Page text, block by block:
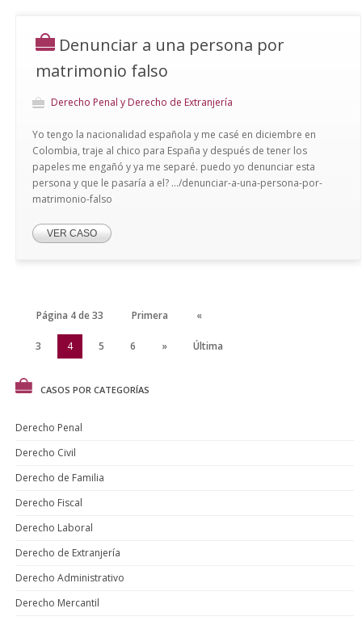
Denunciar a una persona por
matrimonio falso
Derecho Penal y Derecho de Extranjería
Yo tengo la nacionalidad española y me casé en diciembre en
Colombia, traje al chico para España y después de tener los
papeles me engañó y ya me separé. puedo yo denunciar esta
persona y que le pasaría a el? .../denunciar-a-una-persona-por-
matrimonio-falso
VER CASO
Página 4 de 33 Primera «
3 4 5 6 » Última
CASOS POR CATEGORÍAS
Derecho Penal
Derecho Civil
Derecho de Familia
Derecho Fiscal
Derecho Laboral
Derecho de Extranjería
Derecho Administrativo
Derecho Mercantil